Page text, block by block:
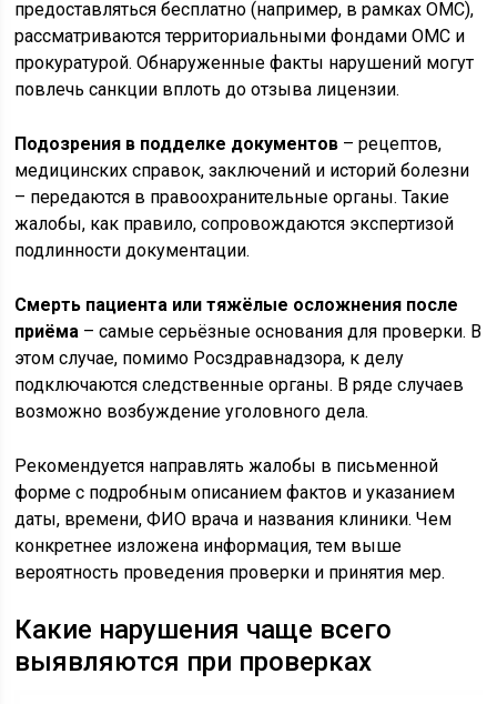
предоставляться бесплатно (например, в рамках ОМС),
рассматриваются территориальными фондами ОМС и
прокуратурой. Обнаруженные факты нарушений могут
повлечь санкции вплоть до отзыва лицензии.
Подозрения в подделке документов – рецептов,
медицинских справок, заключений и историй болезни
– передаются в правоохранительные органы. Такие
жалобы, как правило, сопровождаются экспертизой
подлинности документации.
Смерть пациента или тяжёлые осложнения после
приёма – самые серьёзные основания для проверки. В
этом случае, помимо Росздравнадзора, к делу
подключаются следственные органы. В ряде случаев
возможно возбуждение уголовного дела.
Рекомендуется направлять жалобы в письменной
форме с подробным описанием фактов и указанием
даты, времени, ФИО врача и названия клиники. Чем
конкретнее изложена информация, тем выше
вероятность проведения проверки и принятия мер.
Какие нарушения чаще всего
выявляются при проверках